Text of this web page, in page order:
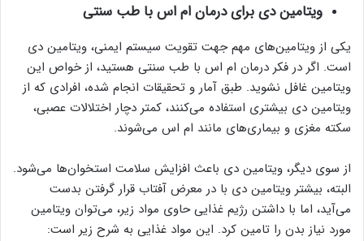
ویتامین دی برای درمان ام اس با طب سنتی
یکی از ویتامین‌های مهم جهت تقویت سیستم ایمنی، ویتامین دی
است. اگر در فکر درمان ام اس با طب سنتی هستید، از خواص این
ویتامین غافل نشوید. طبق آمار و تحقیقات انجام شده، افرادی که از
ویتامین دی بیشتری استفاده می‌کنند، کمتر دچار اختلالات عصبی،
سکته مغزی و بیماری‌های مانند ام اس می‌شوند.
از سوی دیگر، ویتامین دی باعث افزایش سلامت استخوان‌ها می‌شود.
البته، بیشتر ویتامین دی با در معرض آفتاب قرار گرفتن بدست
می‌آید، اما با داشتن رژیم غذایی حاوی مواد زیر، می‌توان ویتامین
مورد نیاز بدن را تامین کرد. این مواد غذایی به شرح زیر است: